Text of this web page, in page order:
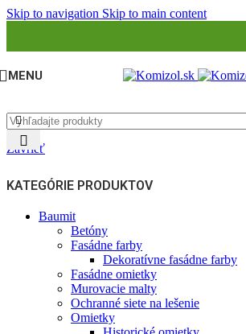
Skip to navigation Skip to main content
MENU
Zavrieť
KATEGÓRIE PRODUKTOV
Baumit
Betóny
Fasádne farby
Dekoratívne fasádne farby
Fasádne omietky
Murovacie malty
Ochranné siete na lešenie
Omietky